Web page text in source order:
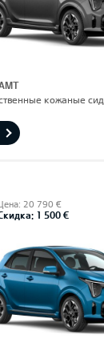
кожаные
20 790 €
1 500 €